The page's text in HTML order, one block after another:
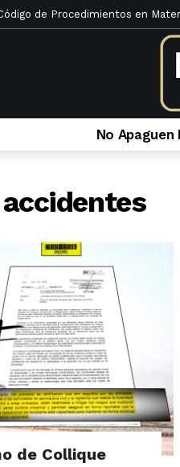
de Procedimientos en
denuncia penal por otorgamiento
Velazco archiva queja contra
Poder Judicial de Lima abre Los
Sala Penal limpia a
cambios en la sala que
Caruajulca Quispe renunció a la
apelación fiscal contra el infame
sentencia absolutoria: la
No Apaguen
accidentes
de Collique